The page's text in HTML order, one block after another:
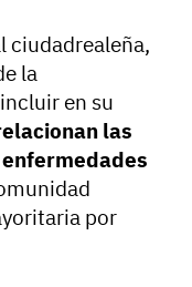
ciudadrealeña,
la
en su
las
por